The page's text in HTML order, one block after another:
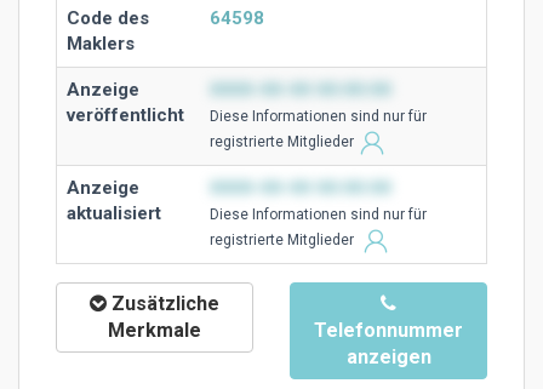
Code des
Maklers
64598
Anzeige
veröffentlicht
Diese Ιnformationen sind nur für
registrierte Mitglieder
Anzeige
aktualisiert
Diese Ιnformationen sind nur für
registrierte Mitglieder
Zusätzliche
Merkmale
Telefonnummer
anzeigen